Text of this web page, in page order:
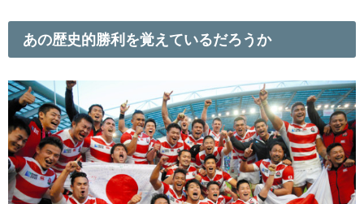
あの歴史的勝利を覚えているだろうか